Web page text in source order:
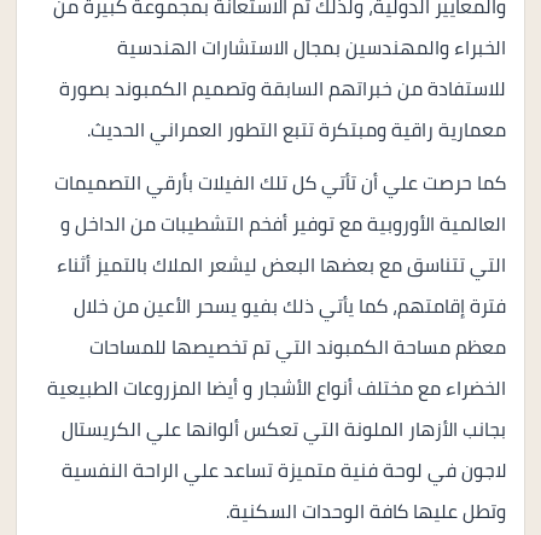
الخبراء والمهندسين بمجال الاستشارات الهندسية
للاستفادة من خبراتهم السابقة وتصميم الكمبوند بصورة
معمارية راقية ومبتكرة تتبع التطور العمراني الحديث.
كما حرصت علي أن تأتي كل تلك الفيلات بأرقي التصميمات
العالمية الأوروبية مع توفير أفخم التشطيبات من الداخل و
التي تتناسق مع بعضها البعض ليشعر الملاك بالتميز أثناء
فترة إقامتهم، كما يأتي ذلك بفيو يسحر الأعين من خلال
معظم مساحة الكمبوند التي تم تخصيصها للمساحات
الخضراء مع مختلف أنواع الأشجار و أيضا المزروعات الطبيعية
بجانب الأزهار الملونة التي تعكس ألوانها علي الكريستال
لاجون في لوحة فنية متميزة تساعد علي الراحة النفسية
وتطل عليها كافة الوحدات السكنية.